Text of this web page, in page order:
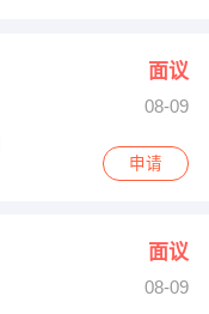
面议
08-09
申请
面议
08-09